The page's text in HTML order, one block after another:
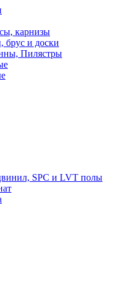
карнизы
брус и доски
Пилястры
SPC и LVT полы